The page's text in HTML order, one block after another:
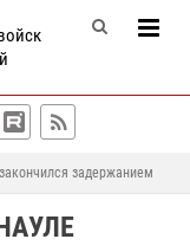
задержанием